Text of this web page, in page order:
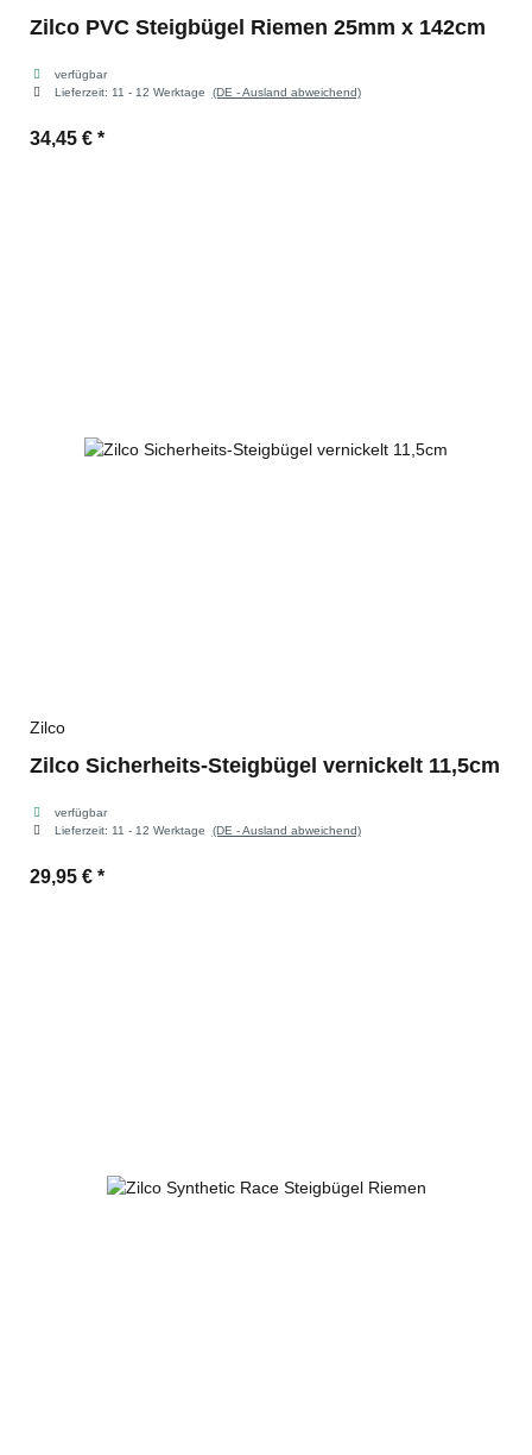
Zilco PVC Steigbügel Riemen 25mm x 142cm
verfügbar
Lieferzeit: 11 - 12 Werktage (DE - Ausland abweichend)
34,45 € *
Zilco
Zilco Sicherheits-Steigbügel vernickelt 11,5cm
verfügbar
Lieferzeit: 11 - 12 Werktage (DE - Ausland abweichend)
29,95 € *